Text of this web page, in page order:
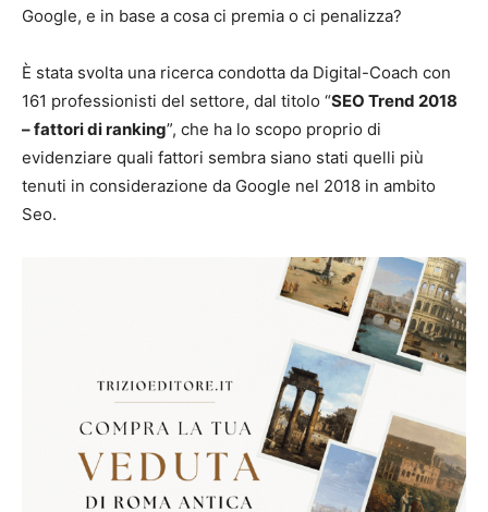
Google, e in base a cosa ci premia o ci penalizza?
È stata svolta una ricerca condotta da Digital-Coach con
161 professionisti del settore, dal titolo “SEO Trend 2018
– fattori di ranking”, che ha lo scopo proprio di
evidenziare quali fattori sembra siano stati quelli più
tenuti in considerazione da Google nel 2018 in ambito
Seo.